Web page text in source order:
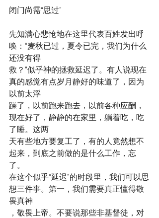
闭门尚需“思过”
先知满心悲怆地在这里代表百姓发出呼
唤：“麦秋已过，夏令已完，我们为什么
还没有得
救？”似乎神的拯救延迟了。有人说现在
真的感觉有点岁月静好的味道了，因为
以前太浮
躁了，以前跑来跑去，以前各种应酬，
现在好了，静静的在家里，躺着吃，吃
了睡。这两
天有些地方要复工了，有的人竟然想不
起来，到底之前做的是什么工作，忘
了。
在这个似乎“延迟”的时段里，我们可以思
想三件事。第一，我们需要真正懂得敬
畏真神
，敬畏上帝。不要说那些非基督徒，对